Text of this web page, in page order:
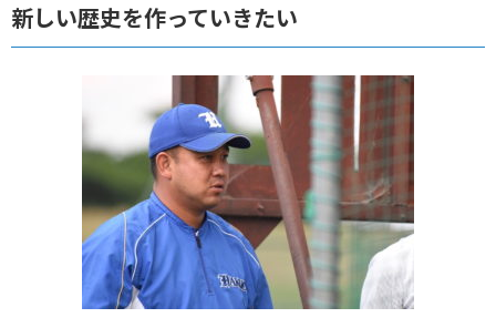
新しい歴史を作っていきたい